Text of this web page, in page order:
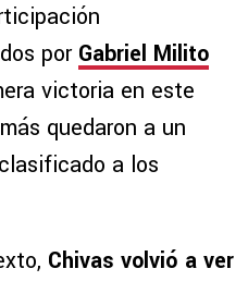
por Gabriel Milito
victoria en este
quedaron a un
a los
Chivas volvió a ver